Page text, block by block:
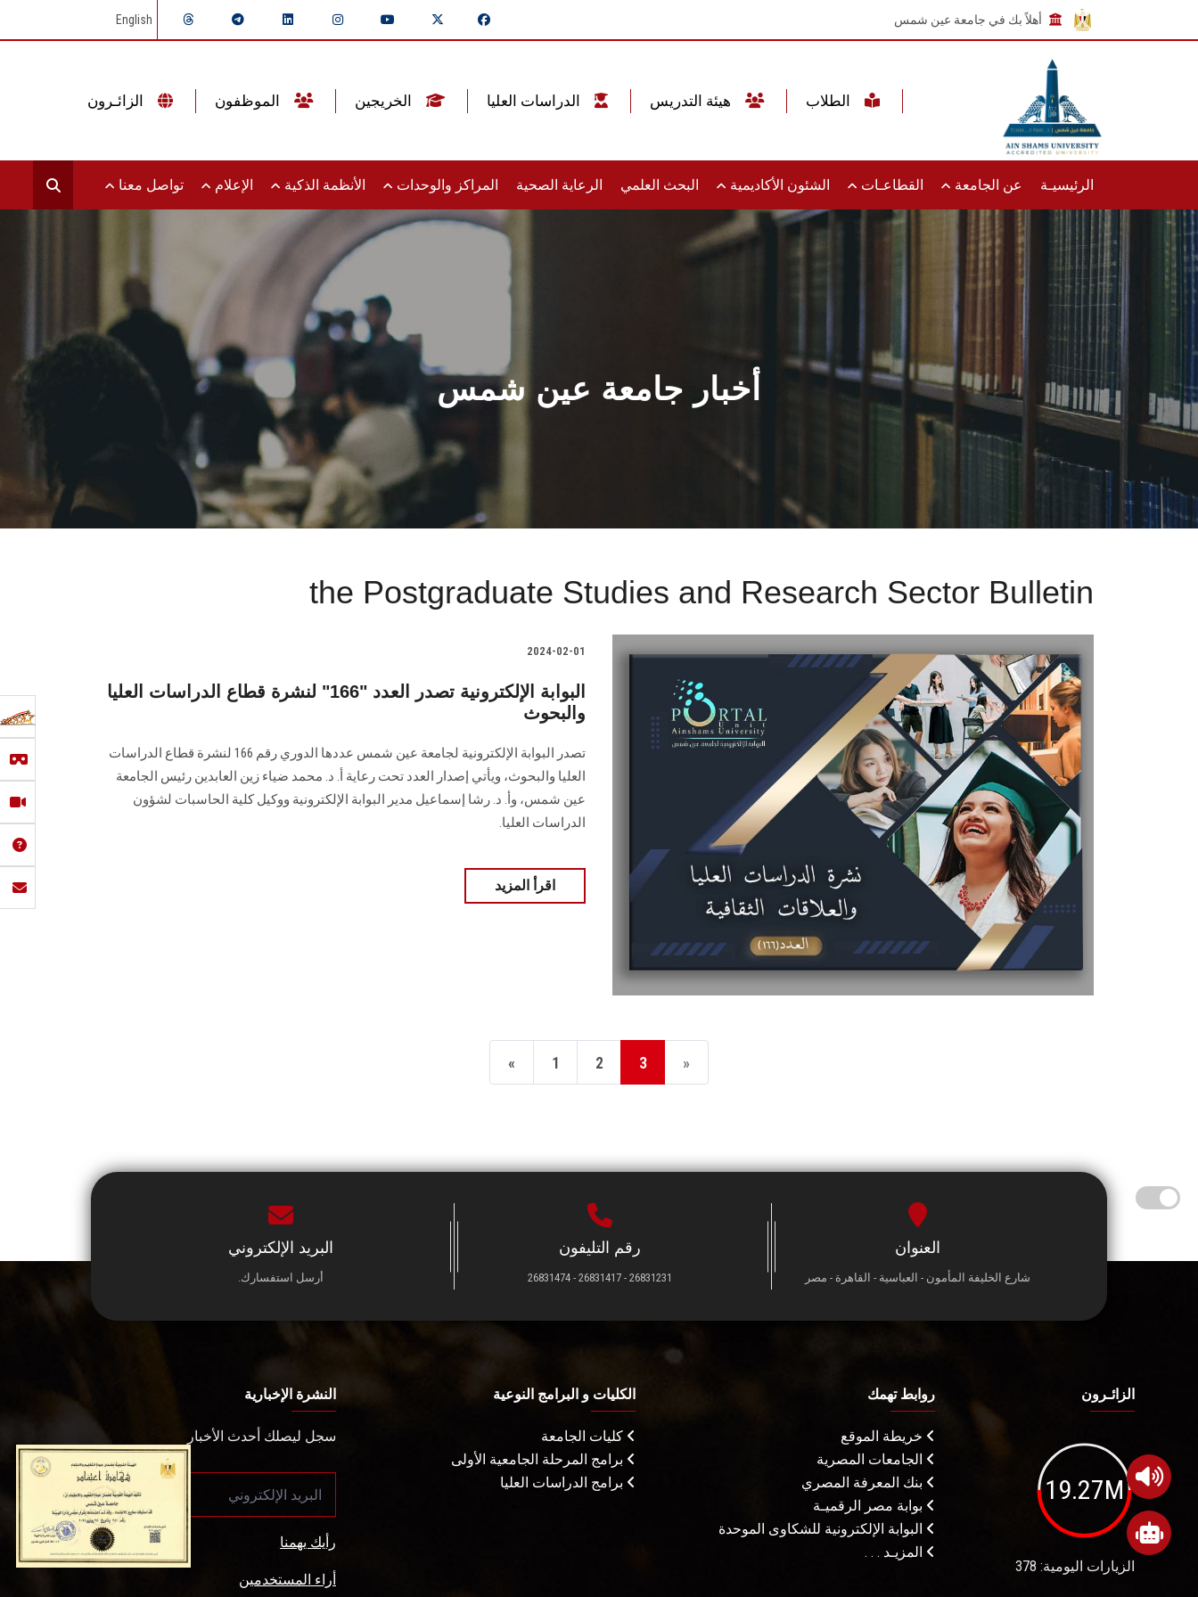
أهلاً بك في جامعة عين شمس English
الرئيسيـة عن الجامعة القطاعـات الشئون الأكاديمية البحث العلمي الرعاية الصحية المراكز والوحدات الأنظمة الذكية الإعلام تواصل معنا
أخبار جامعة عين شمس
the Postgraduate Studies and Research Sector Bulletin
2024-02-01
البوابة الإلكترونية تصدر العدد "166" لنشرة قطاع الدراسات العليا
والبحوث
تصدر البوابة الإلكترونية لجامعة عين شمس عددها الدوري رقم 166 لنشرة قطاع الدراسات
‏العليا والبحوث‎، ويأتي إصدار العدد تحت رعاية أ. د. محمد ضياء زين العابدين رئيس الجامعة
عين شمس، وأ. د. ‏رشا إسماعيل مدير البوابة الإلكترونية ووكيل كلية الحاسبات لشؤون
‏الدراسات العليا.
اقرأ المزيد
« 1 2 3 »
العنوان
شارع الخليفة المأمون - العباسية - القاهرة - مصر
رقم التليفون
26831231 - 26831417 - 26831474
البريد الإلكتروني
أرسل استفسارك.
الزائـرون
19.27M
الزيارات اليومية: 378
روابط تهمك
خريطة الموقع
الجامعات المصرية
بنك المعرفة المصري
بوابة مصر الرقميـة
البوابة الإلكترونية للشكاوى الموحدة
المزيـد . . .
الكليات و البرامج النوعية
كليات الجامعة
برامج المرحلة الجامعية الأولى
برامج الدراسات العليا
النشرة الإخبارية
سجل ليصلك أحدث الأخبار
رأيك يهمنا
أراء المستخدمين